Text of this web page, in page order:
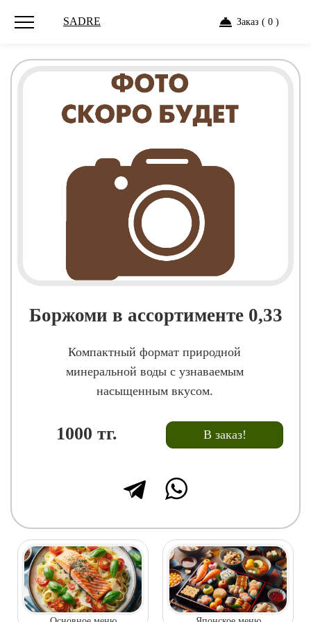
SADRE Заказ ( 0 )
Боржоми в ассортименте 0,33
Компактный формат природной
минеральной воды с узнаваемым
насыщенным вкусом.
1000 тг. В заказ!